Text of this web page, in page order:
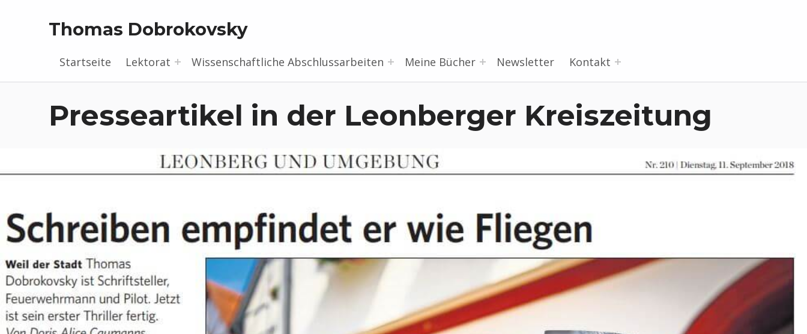
Thomas Dobrokovsky
Startseite Lektorat Wissenschaftliche Abschlussarbeiten Meine Bücher Newsletter Kontakt
Presseartikel in der Leonberger Kreiszeitung